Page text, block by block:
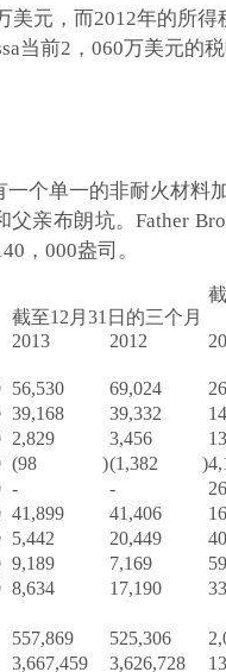
美元，而2012年的所
当前2，060万美元的税
个单一的非耐火材料
亲布朗坑。Father
，000盎司。
截至12月31日的三个月
2013 2012
56,530 69,024
39,168 39,332
2,829 3,456
(98 )(1,382 )
- -
41,899 41,406
5,442 20,449
9,189 7,169
8,634 17,190
557,869 525,306
3,667,459 3,626,728